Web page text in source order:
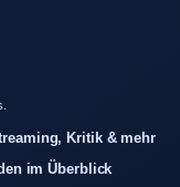
Kritik & mehr
im Überblick